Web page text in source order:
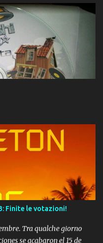
Nota:
in formato iTunes Plus
vostra per il
Somos Los Del
Finite le votazioni!
Tra qualche giorno
se acabaron el 15 de